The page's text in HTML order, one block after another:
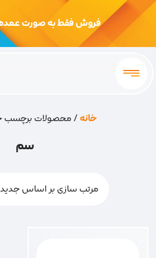
فروش فقط به صورت عمده
خانه/ محصولات برچسب
سم